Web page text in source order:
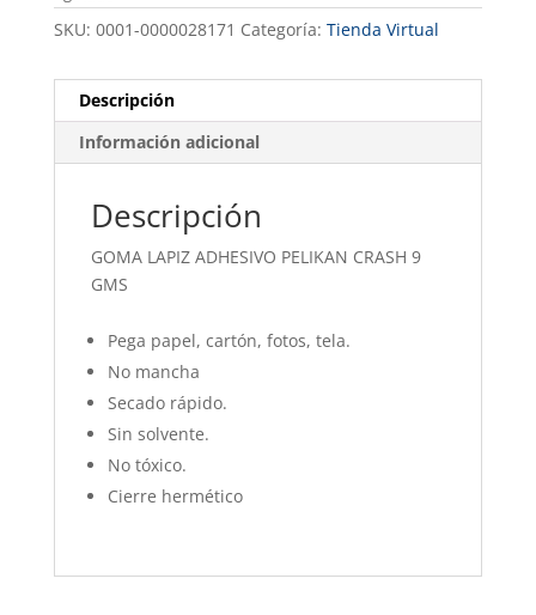
SKU: 0001-0000028171 Categoría: Tienda Virtual
Descripción
Información adicional
Descripción
GOMA LAPIZ ADHESIVO PELIKAN CRASH 9
GMS
Pega papel, cartón, fotos, tela.
​​​​​​​No mancha
Secado rápido.
Sin solvente.
No tóxico.
Cierre hermético